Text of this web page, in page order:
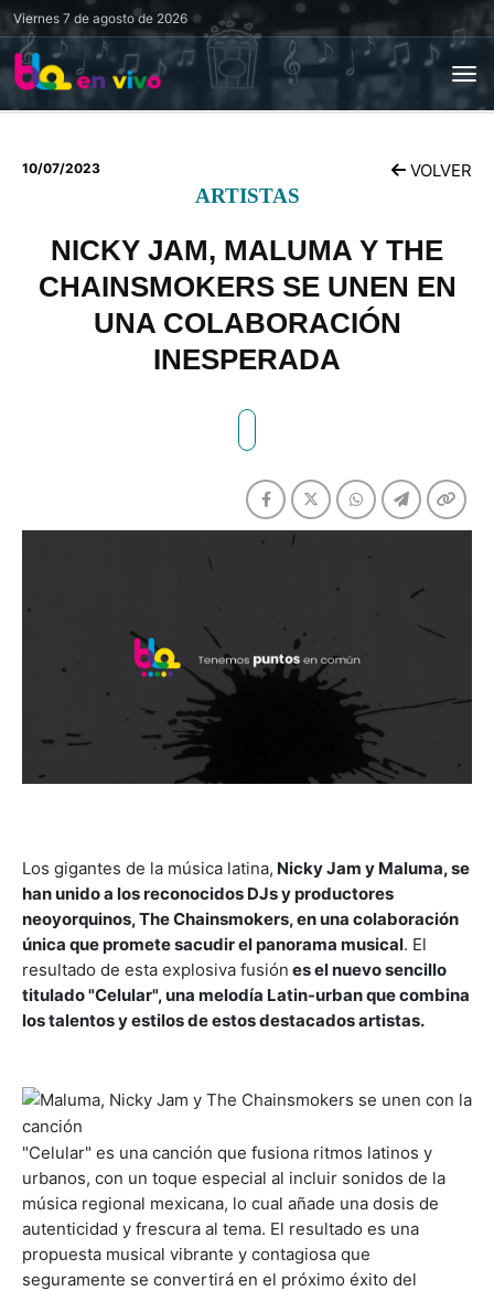
Viernes 7 de agosto de 2026
10/07/2023 VOLVER
ARTISTAS
NICKY JAM, MALUMA Y THE
CHAINSMOKERS SE UNEN EN
UNA COLABORACIÓN
INESPERADA
Los gigantes de la música latina, Nicky Jam y Maluma, se
han unido a los reconocidos DJs y productores
neoyorquinos, The Chainsmokers, en una colaboración
única que promete sacudir el panorama musical. El
resultado de esta explosiva fusión es el nuevo sencillo
titulado "Celular", una melodía Latin-urban que combina
los talentos y estilos de estos destacados artistas.
"Celular" es una canción que fusiona ritmos latinos y
urbanos, con un toque especial al incluir sonidos de la
música regional mexicana, lo cual añade una dosis de
autenticidad y frescura al tema. El resultado es una
propuesta musical vibrante y contagiosa que
seguramente se convertirá en el próximo éxito del